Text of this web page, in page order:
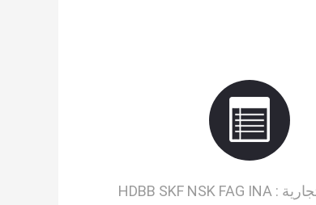
:
HDBB SKF NSK FAG INA